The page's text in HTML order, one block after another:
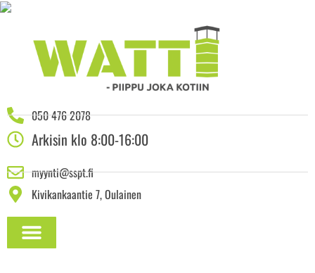
050 476 2078
Arkisin klo 8:00-16:00
myynti@sspt.fi
Kivikankaantie 7, Oulainen